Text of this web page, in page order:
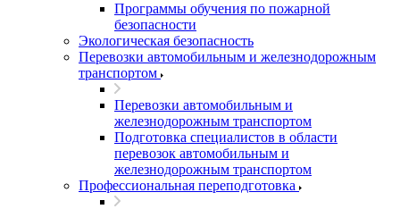
Программы обучения по пожарной
безопасности
Экологическая безопасность
Перевозки автомобильным и железнодорожным
транспортом
Перевозки автомобильным и
железнодорожным транспортом
Подготовка специалистов в области
перевозок автомобильным и
железнодорожным транспортом
Профессиональная переподготовка